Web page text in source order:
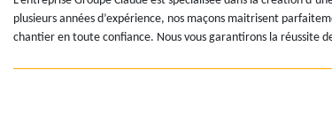
plusieurs années d’expérience, nos maçons maitrisent
chantier en toute confiance. Nous vous garantirons la réussite